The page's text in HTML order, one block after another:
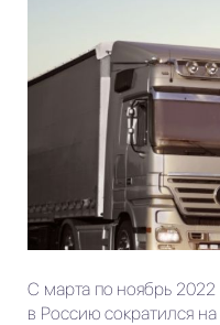
С марта по ноябрь 2022
в Россию сократился